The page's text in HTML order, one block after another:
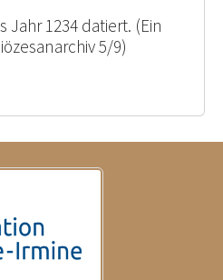
Jahr 1234 datiert. (Ein
5/9)